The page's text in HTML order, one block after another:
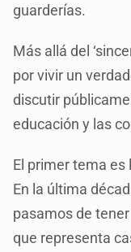
guarderías.
Más allá del
por vivir un
discutir
educación y las
El primer tema es
En la última
pasamos de
que representa